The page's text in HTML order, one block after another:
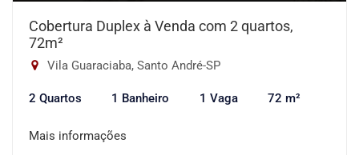
Cobertura Duplex à Venda com 2 quartos,
72m²
Vila Guaraciaba, Santo André-SP
2 Quartos 1 Banheiro 1 Vaga 72 m²
Mais informações